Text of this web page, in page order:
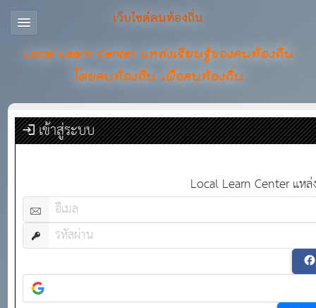
เว็บไซต์คนท้องถิ่น
Local Learn Center แหล่งเรียนรู้ของคนท้องถิ่น
โดยคนท้องถิ่น เพื่อคนท้องถิ่น
เข้าสู่ระบบ
Local Learn Center แห